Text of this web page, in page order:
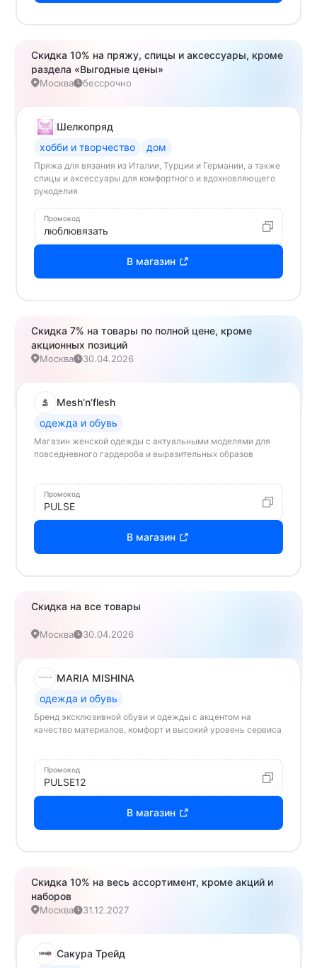
Скидка 10% на пряжу, спицы и аксессуары, кроме
раздела «Выгодные цены»
Москва бессрочно
Шелкопряд
хобби и творчество
дом
Пряжа для вязания из Италии, Турции и Германии, а также
спицы и аксессуары для комфортного и вдохновляющего
рукоделия
Промокод
люблювязать
В магазин
Скидка 7% на товары по полной цене, кроме
акционных позиций
Москва 30.04.2026
Mesh’n’flesh
одежда и обувь
Магазин женской одежды с актуальными моделями для
повседневного гардероба и выразительных образов
Промокод
PULSE
В магазин
Скидка на все товары
Москва 30.04.2026
MARIA MISHINA
одежда и обувь
Бренд эксклюзивной обуви и одежды с акцентом на
качество материалов, комфорт и высокий уровень сервиса
Промокод
PULSE12
В магазин
Скидка 10% на весь ассортимент, кроме акций и
наборов
Москва 31.12.2027
Сакура Трейд